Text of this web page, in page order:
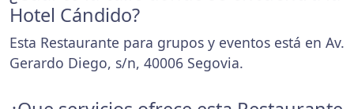
Hotel Cándido?
Esta Restaurante para grupos y eventos está en Av.
Gerardo Diego, s/n, 40006 Segovia.